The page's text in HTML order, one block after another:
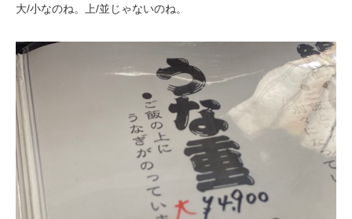
大/小なのね。上/並じゃないのね。